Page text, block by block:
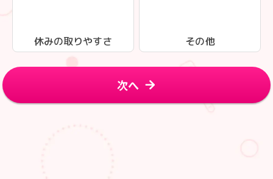
休みの取りやすさ その他
次へ